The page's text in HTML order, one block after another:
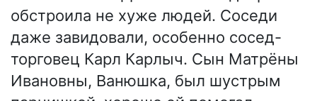
обстроила не хуже людей. Соседи
даже завидовали, особенно сосед-
торговец Карл Карлыч. Сын Матрёны
Ивановны, Ванюшка, был шустрым